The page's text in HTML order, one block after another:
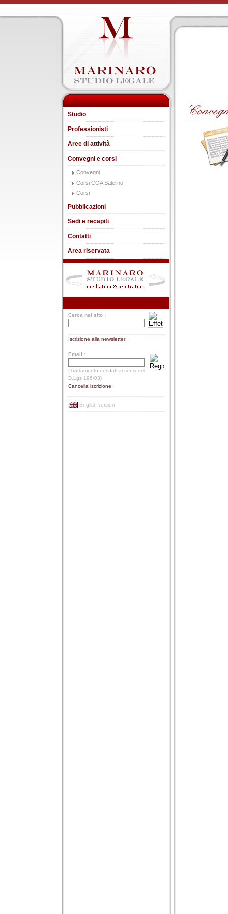
Studio
Professionisti
Aree di attività
Convegni e corsi
Convegni
Corsi COA Salerno
Corsi
Pubblicazioni
Sedi e recapiti
Contatti
Area riservata
Cerca nel sito :
Iscrizione alla newsletter
Email :
(Trattamento dei dati ai sensi del
D.Lgs 196/03)
Cancella iscrizione
English version